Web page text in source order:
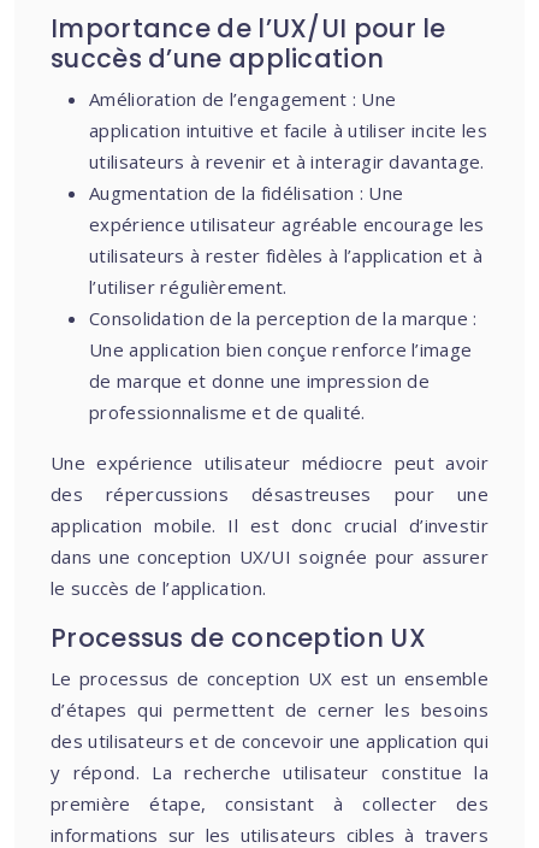
Importance de l’UX/UI pour le
succès d’une application
Amélioration de l’engagement : Une
application intuitive et facile à utiliser incite les
utilisateurs à revenir et à interagir davantage.
Augmentation de la fidélisation : Une
expérience utilisateur agréable encourage les
utilisateurs à rester fidèles à l’application et à
l’utiliser régulièrement.
Consolidation de la perception de la marque :
Une application bien conçue renforce l’image
de marque et donne une impression de
professionnalisme et de qualité.
Une expérience utilisateur médiocre peut avoir
des répercussions désastreuses pour une
application mobile. Il est donc crucial d’investir
dans une conception UX/UI soignée pour assurer
le succès de l’application.
Processus de conception UX
Le processus de conception UX est un ensemble
d’étapes qui permettent de cerner les besoins
des utilisateurs et de concevoir une application qui
y répond. La recherche utilisateur constitue la
première étape, consistant à collecter des
informations sur les utilisateurs cibles à travers